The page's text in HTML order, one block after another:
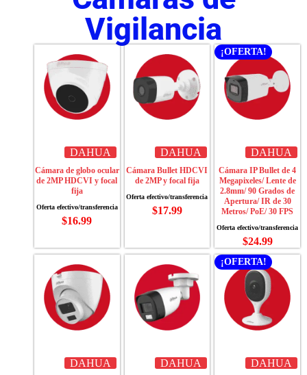
Vigilancia
DAHUA
Cámara de globo ocular
de 2MP HDCVI y focal
fija
$16.99
DAHUA
Cámara Bullet HDCVI
de 2MP y focal fija
$17.99
¡OFERTA!
DAHUA
Cámara IP Bullet de 4
Megapixeles/ Lente de
2.8mm/ 90 Grados de
Apertura/ IR de 30
Metros/ PoE/ 30 FPS
$24.99
DAHUA DAHUA
¡OFERTA!
DAHUA